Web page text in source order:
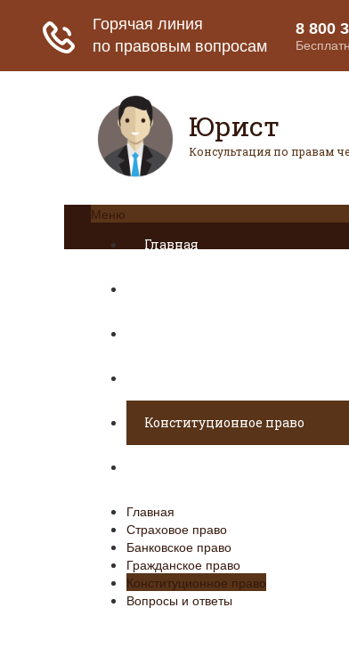
Юрист
Консультация по правам
Меню
Главная
Конституционное право
Главная
Страховое право
Банковское право
Гражданское право
Конституционное право
Вопросы и ответы